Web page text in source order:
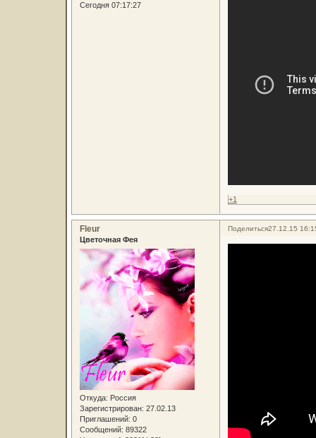
Сегодня 07:17:27
+1
Поделиться27.12.15
Fleur
Цветочная Фея
Откуда: Россия
Зарегистрирован: 27.02.13
Приглашений: 0
Сообщений: 89322